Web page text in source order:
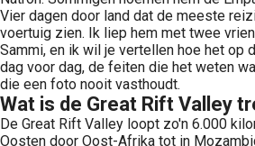
Vier dagen door land dat de meeste
voertuig zien. Ik liep hem met twee
Sammi, en ik wil je vertellen hoe het op
dag voor dag, de feiten die het weten
die een foto nooit vasthoudt.
Wat is de Great Rift Valley
De Great Rift Valley loopt zo'n 6.000
Oosten door Oost-Afrika tot in